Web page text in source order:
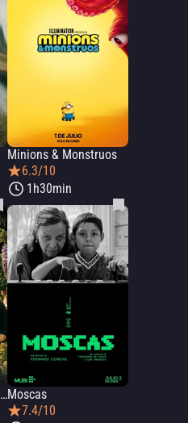
Minions & Monstruos
6.3/10
1h30min
Las 100 Noches Del DeseoMoscas
7.4/10